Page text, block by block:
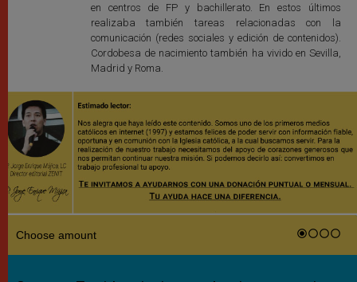
en centros de FP y bachillerato. En estos últimos
realizaba también tareas relacionadas con la
comunicación (redes sociales y edición de contenidos).
Cordobesa de nacimiento también ha vivido en Sevilla,
Madrid y Roma.